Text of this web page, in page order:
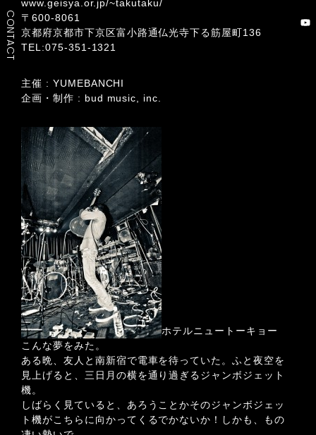
CONTACT
www.geisya.or.jp/~takutaku/
〒600-8061
京都府京都市下京区富小路通仏光寺下る筋屋町136
TEL:075-351-1321
主催 : YUMEBANCHI
企画・制作 : bud music, inc.
ホテルニュートーキョー
こんな夢をみた。
ある晩、友人と南新宿で電車を待っていた。ふと夜空を
見上げると、三日月の横を通り過ぎるジャンボジェット
機。
しばらく見ていると、あろうことかそのジャンボジェッ
ト機がこちらに向かってくるでかないか！しかも、もの